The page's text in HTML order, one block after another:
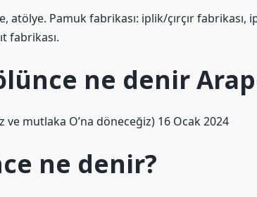
atölye. Pamuk fabrikası: iplik/çırçır fabrikası,
fabrikası.
ne denir
ve mutlaka O’na döneceğiz) 16 Ocak 2024
ne denir?